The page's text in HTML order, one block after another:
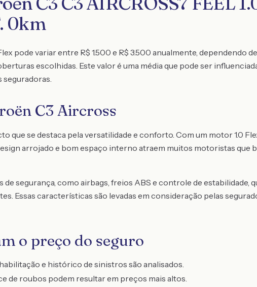
0km
pode variar entre R$ 1.500 e R$ 3.500 anualmente, dependendo
escolhidas. Este valor é uma média que pode ser
C3 Aircross
que se destaca pela versatilidade e conforto. Com um motor 1.0
arrojado e bom espaço interno atraem muitos motoristas que
segurança, como airbags, freios ABS e controle de estabilidade,
Essas características são levadas em consideração pelas
o preço do seguro
e histórico de sinistros são analisados.
de roubos podem resultar em preços mais altos.